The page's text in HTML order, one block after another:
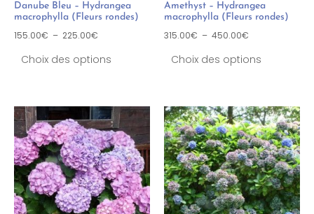
Danube Bleu – Hydrangea
macrophylla (Fleurs rondes)
155.00€ – 225.00€
Choix des options
Amethyst – Hydrangea
macrophylla (Fleurs rondes)
315.00€ – 450.00€
Choix des options